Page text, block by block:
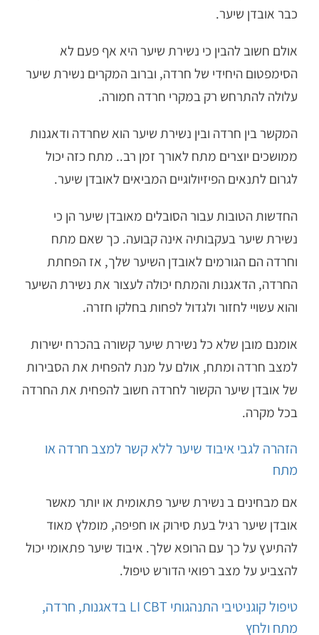
כבר אובדן שיער.
אולם חשוב להבין כי נשירת שיער היא אף פעם לא
הסימפטום היחידי של חרדה, וברוב המקרים נשירת שיער
עלולה להתרחש רק במקרי חרדה חמורה.
המקשר בין חרדה ובין נשירת שיער הוא שחרדה ודאגנות
ממושכים יוצרים מתח לאורך זמן רב.. מתח כזה יכול
לגרום לתנאים הפיזיולוגיים המביאים לאובדן שיער.
החדשות הטובות עבור הסובלים מאובדן שיער הן כי
נשירת שיער בעקבותיה אינה קבועה. כך שאם מתח
וחרדה הם הגורמים לאובדן השיער שלך, אז הפחתת
החרדה, הדאגנות והמתח יכולה לעצור את נשירת השיער
והוא עשויי לחזור ולגדול לפחות בחלקו חזרה.
אומנם מובן שלא כל נשירת שיער קשורה בהכרח ישירות
למצב חרדה ומתח, אולם על מנת להפחית את הסבירות
של אובדן שיער הקשור לחרדה חשוב להפחית את החרדה
בכל מקרה.
הזהרה לגבי איבוד שיער ללא קשר למצב חרדה או
מתח
אם מבחינים ב נשירת שיער פתאומית או יותר מאשר
אובדן שיער רגיל בעת סירוק או חפיפה, מומלץ מאוד
להתיעץ על כך עם הרופא שלך. איבוד שיער פתאומי יכול
להצביע על מצב רפואי הדורש טיפול.
טיפול קוגניטיבי התנהגותי LI CBT בדאגנות, חרדה,
מתח ולחץ